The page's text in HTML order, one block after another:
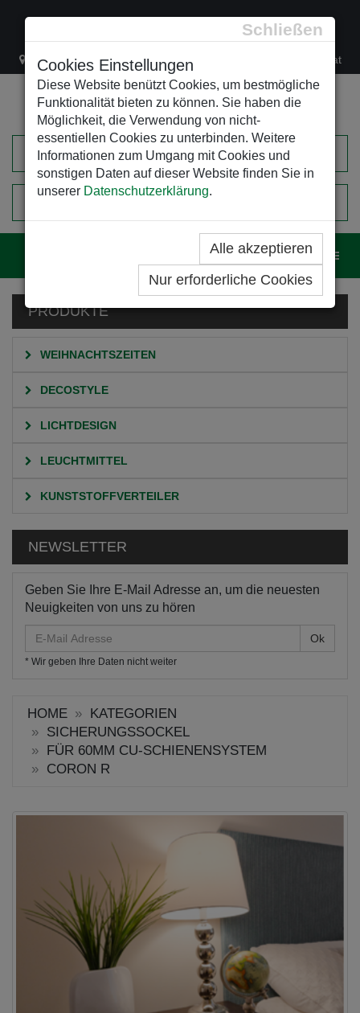
Schließen
Cookies Einstellungen
Diese Website benützt Cookies, um bestmögliche
Funktionalität bieten zu können. Sie haben die
Möglichkeit, die Verwendung von nicht-
essentiellen Cookies zu unterbinden. Weitere
Informationen zum Umgang mit Cookies und
sonstigen Daten auf dieser Website finden Sie in
unserer Datenschutzerklärung.
Alle akzeptieren
Nur erforderliche Cookies
Lacknergasse 78 +43/1/470 37 00 office@leso.at
EINKAUFSWAGEN
PRODUKTE
WEIHNACHTSZEITEN
DECOSTYLE
LICHTDESIGN
LEUCHTMITTEL
KUNSTSTOFFVERTEILER
NEWSLETTER
Geben Sie Ihre E-Mail Adresse an, um die neuesten
Neuigkeiten von uns zu hören
Mail
Adresse
* Wir geben Ihre Daten nicht weiter
HOME
KATEGORIEN
SICHERUNGSSOCKEL
FÜR 60MM CU-SCHIENENSYSTEM
CORON R